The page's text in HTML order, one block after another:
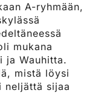
A-ryhmään,
mukana
ja Wauhitta.
mistä löysi
neljättä sijaa